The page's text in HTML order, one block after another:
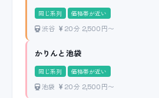
同じ系列 価格帯が近い
渋谷 20分 2,500円〜
かりんと池袋
同じ系列 価格帯が近い
池袋 20分 2,500円〜